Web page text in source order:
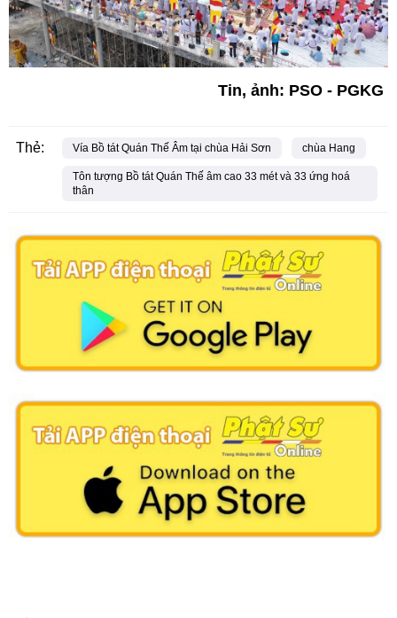
Tin, ảnh: PSO - PGKG
Thẻ: Vía Bồ tát Quán Thế Âm tại chùa Hải Sơn chùa Hang
Tôn tượng Bồ tát Quán Thế âm cao 33 mét và 33 ứng hoá
thân